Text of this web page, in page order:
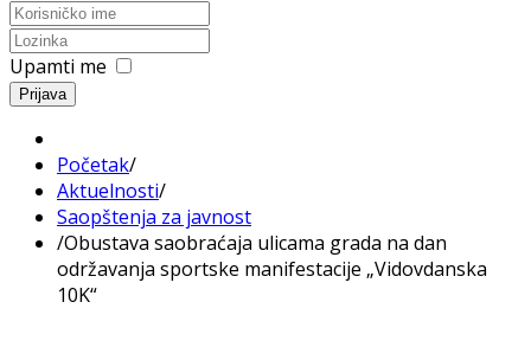
Upamti me
Prijava
Početak/
Aktuelnosti/
Saopštenja za javnost
/Obustava saobraćaja ulicama grada na dan
održavanja sportske manifestacije „Vidovdanska
10K“